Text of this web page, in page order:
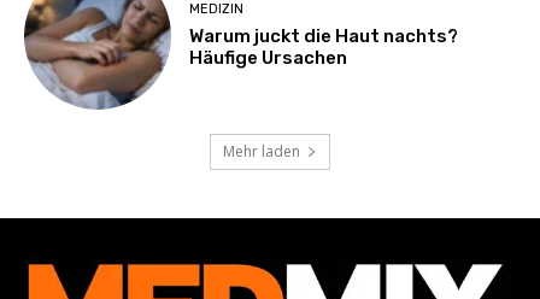
MEDIZIN
Warum juckt die Haut nachts?
Häufige Ursachen
Mehr laden